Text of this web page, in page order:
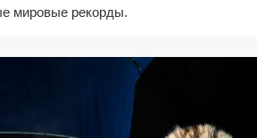
мировые рекорды.